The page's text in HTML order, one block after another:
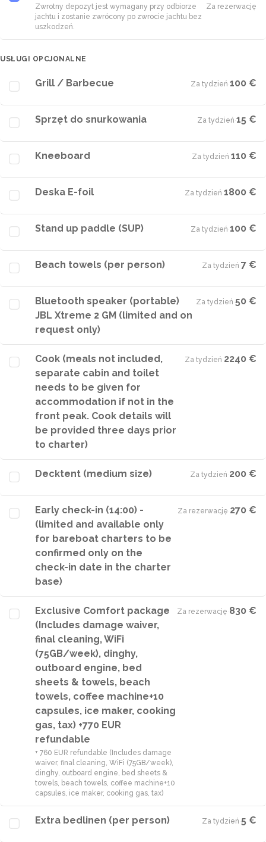
Zwrotny depozyt jest wymagany przy odbiorze
jachtu i zostanie zwrócony po zwrocie jachtu bez
uszkodzeń.
Za rezerwację
USŁUGI OPCJONALNE
Grill / Barbecue Za tydzień·100 €
Sprzęt do snurkowania Za tydzień·15 €
Kneeboard Za tydzień·110 €
Deska E-foil Za tydzień·1800 €
Stand up paddle (SUP) Za tydzień·100 €
Beach towels (per person) Za tydzień·7 €
Bluetooth speaker (portable)
JBL Xtreme 2 GM (limited and on
request only)
Za tydzień·50 €
Cook (meals not included,
separate cabin and toilet
needs to be given for
accommodation if not in the
front peak. Cook details will
be provided three days prior
to charter)
Za tydzień·2240 €
Decktent (medium size) Za tydzień·200 €
Early check-in (14:00) -
(limited and available only
for bareboat charters to be
confirmed only on the
check-in date in the charter
base)
Za rezerwację·270 €
Exclusive Comfort package
(Includes damage waiver,
final cleaning, WiFi
(75GB/week), dinghy,
outboard engine, bed
sheets & towels, beach
towels, coffee machine+10
capsules, ice maker, cooking
gas, tax) +770 EUR
refundable
+ 760 EUR refundable (Includes damage
waiver, final cleaning, WiFi (75GB/week),
dinghy, outboard engine, bed sheets &
towels, beach towels, coffee machine+10
capsules, ice maker, cooking gas, tax)
Za rezerwację·830 €
Extra bedlinen (per person) Za tydzień·5 €